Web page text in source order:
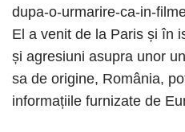
dupa-o-urmarire-ca-in-
El a venit de la Paris și în
și agresiuni asupra unor
sa de origine, România,
informațiile furnizate de